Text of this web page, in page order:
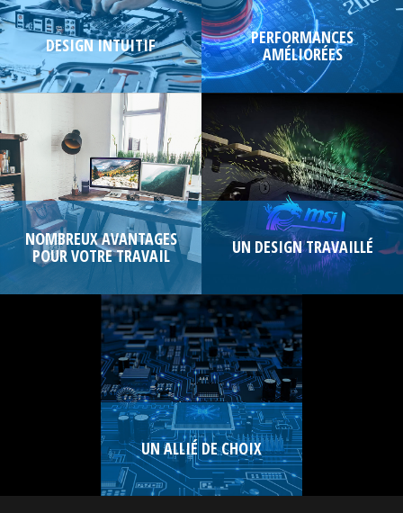
DESIGN INTUITIF PERFORMANCES
AMÉLIORÉES
NOMBREUX AVANTAGES
POUR VOTRE TRAVAIL UN DESIGN TRAVAILLÉ
UN ALLIÉ DE CHOIX